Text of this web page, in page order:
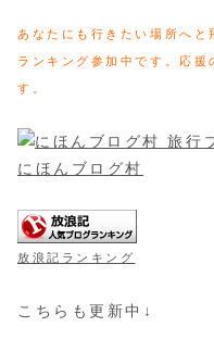
あなたにも行きたい場所へと
ランキング参加中です。応援
す。
にほんブログ村
放浪記ランキング
こちらも更新中↓